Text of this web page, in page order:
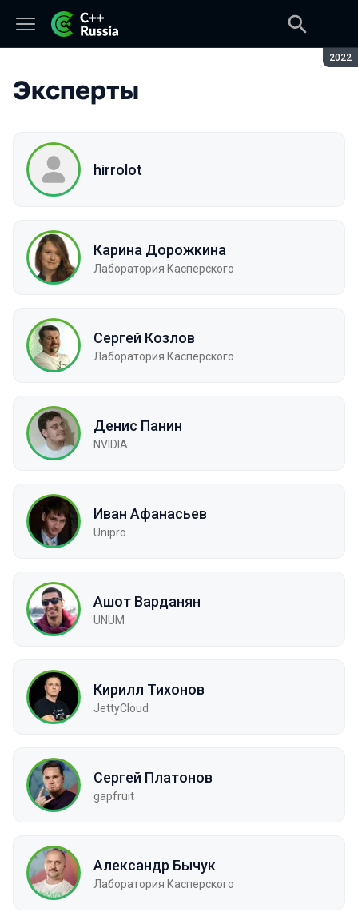
2022
Эксперты
hirrolot
Карина Дорожкина
Лаборатория Касперского
Сергей Козлов
Лаборатория Касперского
Денис Панин
NVIDIA
Иван Афанасьев
Unipro
Ашот Варданян
UNUM
Кирилл Тихонов
JettyCloud
Сергей Платонов
gapfruit
Александр Бычук
Лаборатория Касперского